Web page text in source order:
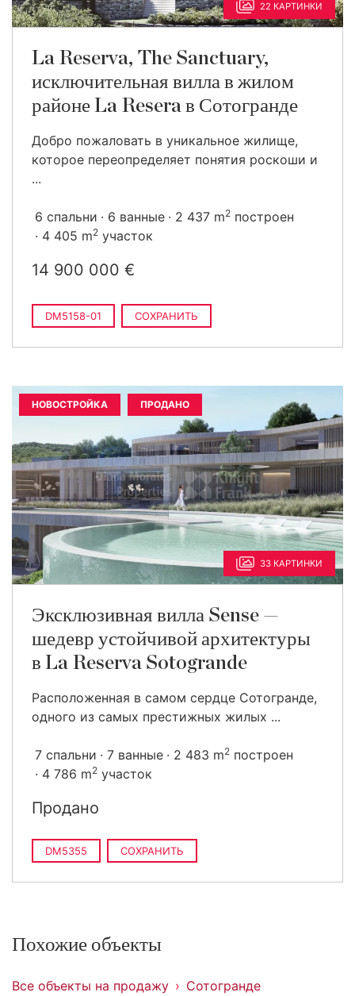
22 КАРТИНКИ
La Reserva, The Sanctuary,
исключительная вилла в жилом
районе La Resera в Сотогранде
Добро пожаловать в уникальное жилище,
которое переопределяет понятия роскоши и
...
6 спальни 6 ванные 2 437 m2 построен
4 405 m2 участок
14 900 000 €
DM5158-01 СОХРАНИТЬ
НОВОСТРОЙКА ПРОДАНО
33 КАРТИНКИ
Эксклюзивная вилла Sense —
шедевр устойчивой архитектуры
в La Reserva Sotogrande
Расположенная в самом сердце Сотогранде,
одного из самых престижных жилых ...
7 спальни 7 ванные 2 483 m2 построен
4 786 m2 участок
Продано
DM5355 СОХРАНИТЬ
Похожие объекты
Все объекты на продажу
Сотогранде